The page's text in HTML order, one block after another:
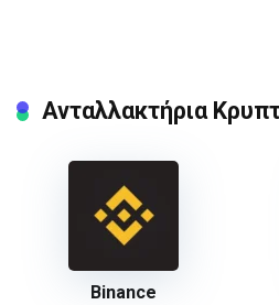
Ανταλλακτήρια
Binance